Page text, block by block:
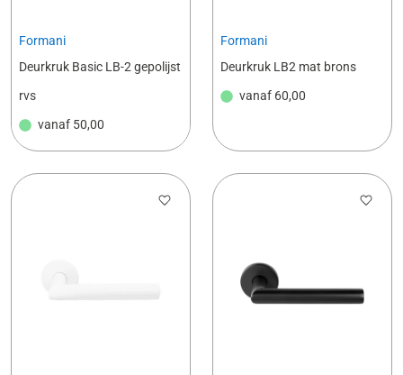
Formani
Deurkruk Basic LB-2 gepolijst
rvs
vanaf 50,00
Formani
Deurkruk LB2 mat brons
vanaf 60,00